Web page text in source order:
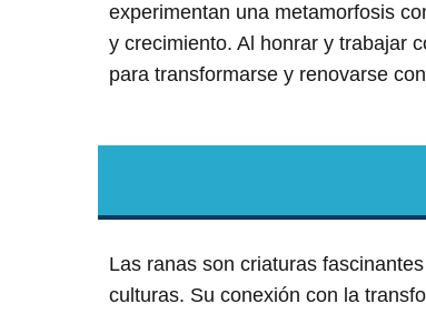
experimentan una metamorfosis
y crecimiento. Al honrar y trabajar
para transformarse y renovarse
Las ranas son criaturas
culturas. Su conexión con la